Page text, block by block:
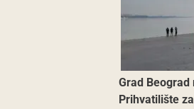
Grad Beograd
Prihvatilište